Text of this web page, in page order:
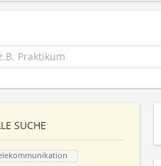
SUCHE